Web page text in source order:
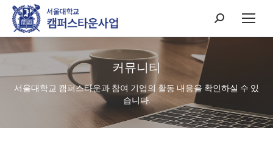
Search:
커뮤니티
서울대학교 캠퍼스타운과 참여 기업의 활동 내용을 확인하실 수 있
습니다.